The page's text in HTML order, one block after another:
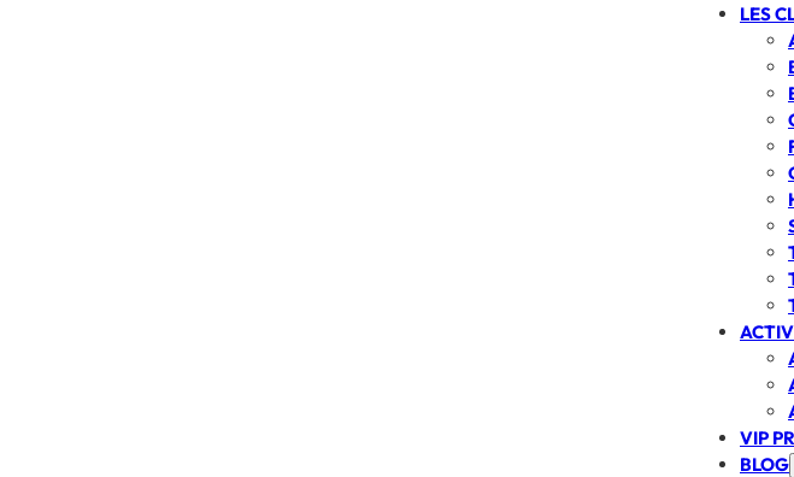
LES
VIP
BLOG